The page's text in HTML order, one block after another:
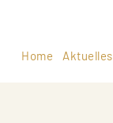
Home Aktuelles